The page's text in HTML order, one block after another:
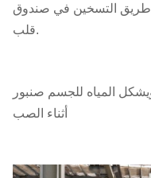
طريق التسخين في صندوق
قلب.
المياه للجسم صنبور
أثناء الصب